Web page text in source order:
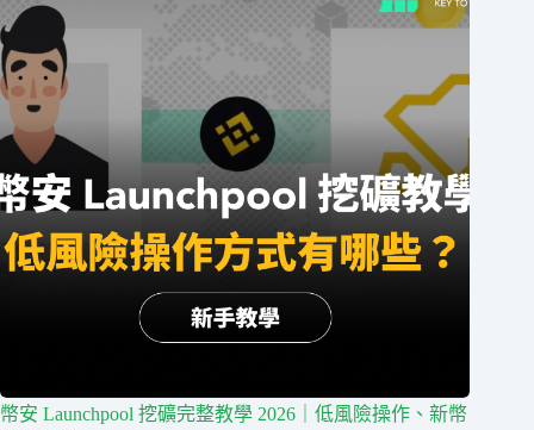
幣安 Launchpool 挖礦完整教學 2026｜低風險操作、新幣